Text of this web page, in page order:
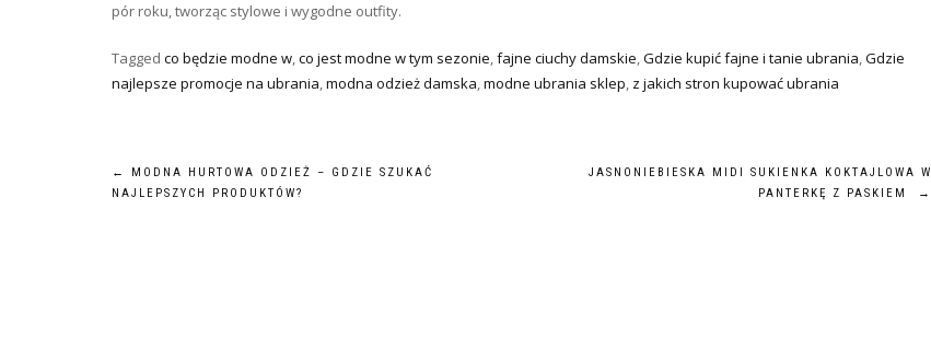
pór roku, tworząc stylowe i wygodne outfity.
Tagged co będzie modne w,co jest modne w tym sezonie,fajne ciuchy damskie,Gdzie kupić fajne i tanie ubrania,Gdzie
najlepsze promocje na ubrania,modna odzież damska,modne ubrania sklep, z jakich stron kupować ubrania
Nawigacja
←
MODNA HURTOWA ODZIEŻ – GDZIE SZUKAĆ
NAJLEPSZYCH PRODUKTÓW?
JASNONIEBIESKA MIDI SUKIENKA KOKTAJLOWA W
PANTERKĘ Z PASKIEM
→